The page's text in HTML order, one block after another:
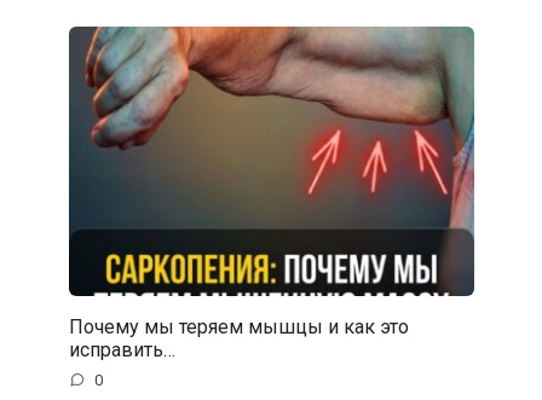
Почему мы теряем мышцы и как это
исправить…
0